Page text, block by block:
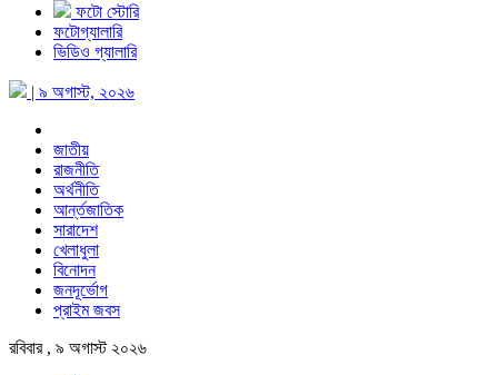
ফটো স্টোরি
ফটোগ্যালারি
ভিডিও গ্যালারি
| ৯ অগাস্ট, ২০২৬
জাতীয়
রাজনীতি
অর্থনীতি
আর্ন্তজাতিক
সারাদেশ
খেলাধুলা
বিনোদন
জনদূর্ভোগ
প্রাইম জবস
রবিবার , ৯ অগাস্ট ২০২৬